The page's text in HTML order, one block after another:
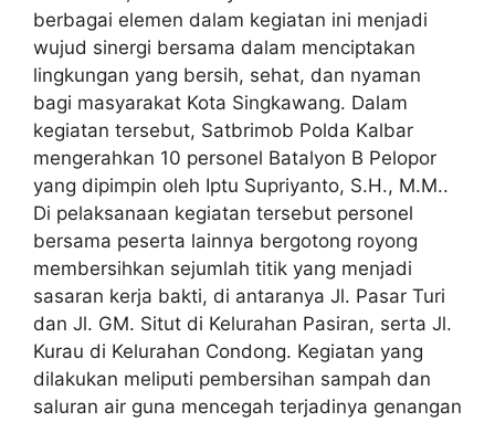
berbagai elemen dalam kegiatan ini menjadi
wujud sinergi bersama dalam menciptakan
lingkungan yang bersih, sehat, dan nyaman
bagi masyarakat Kota Singkawang. Dalam
kegiatan tersebut, Satbrimob Polda Kalbar
mengerahkan 10 personel Batalyon B Pelopor
yang dipimpin oleh Iptu Supriyanto, S.H., M.M..
Di pelaksanaan kegiatan tersebut personel
bersama peserta lainnya bergotong royong
membersihkan sejumlah titik yang menjadi
sasaran kerja bakti, di antaranya Jl. Pasar Turi
dan Jl. GM. Situt di Kelurahan Pasiran, serta Jl.
Kurau di Kelurahan Condong. Kegiatan yang
dilakukan meliputi pembersihan sampah dan
saluran air guna mencegah terjadinya genangan